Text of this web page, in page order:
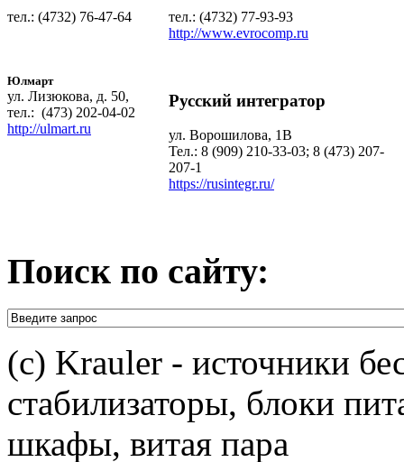
тел.: (4732) 76-47-64
тел.: (4732) 77-93-93
http://www.evrocomp.ru
Юлмарт
ул. Лизюкова, д. 50,
тел.: (473) 202-04-02
http://ulmart.ru
Русский интегратор
ул. Ворошилова, 1В
Тел.: 8 (909) 210-33-03; 8 (473) 207-
207-1
https://rusintegr.ru/
Поиск по сайту:
(c) Krauler - источники
стабилизаторы, блоки
шкафы, витая пара